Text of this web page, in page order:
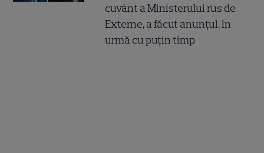
cuvânt a Ministerului rus de
Externe, a făcut anunțul, în
urmă cu puțin timp